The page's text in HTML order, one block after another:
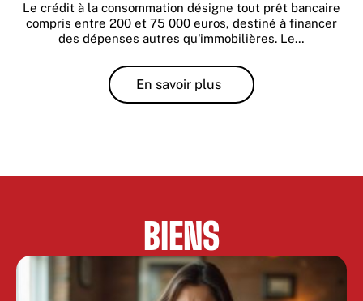
Le crédit à la consommation désigne tout prêt bancaire
compris entre 200 et 75 000 euros, destiné à financer
des dépenses autres qu'immobilières. Le…
En savoir plus
BIENS